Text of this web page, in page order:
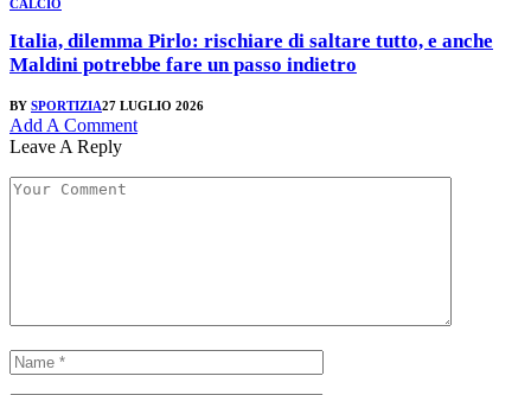
CALCIO
Italia, dilemma Pirlo: rischiare di saltare tutto, e anche
Maldini potrebbe fare un passo indietro
BY SPORTIZIA27 LUGLIO 2026
Add A Comment
Leave A Reply